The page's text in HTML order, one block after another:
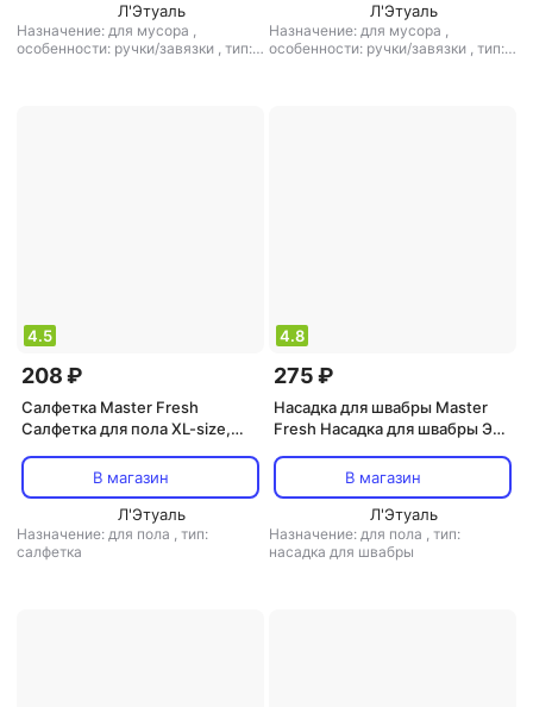
Л'Этуаль
Назначение: для мусора ,
особенности: ручки/завязки , тип:
Л'Этуаль
Назначение: для мусора ,
особенности: ручки/завязки , тип:
4.5
208 ₽
Салфетка Master Fresh
Салфетка для пола XL-size,
В магазин
Л'Этуаль
Назначение: для пола , тип:
салфетка
4.8
275 ₽
Насадка для швабры Master
Fresh Насадка для швабры Эко
В магазин
Л'Этуаль
Назначение: для пола , тип:
насадка для швабры